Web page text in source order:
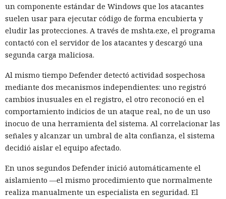
un componente estándar de Windows que los atacantes
suelen usar para ejecutar código de forma encubierta y
eludir las protecciones. A través de mshta.exe, el programa
contactó con el servidor de los atacantes y descargó una
segunda carga maliciosa.
Al mismo tiempo Defender detectó actividad sospechosa
mediante dos mecanismos independientes: uno registró
cambios inusuales en el registro, el otro reconoció en el
comportamiento indicios de un ataque real, no de un uso
inocuo de una herramienta del sistema. Al correlacionar las
señales y alcanzar un umbral de alta confianza, el sistema
decidió aislar el equipo afectado.
En unos segundos Defender inició automáticamente el
aislamiento —el mismo procedimiento que normalmente
realiza manualmente un especialista en seguridad. El